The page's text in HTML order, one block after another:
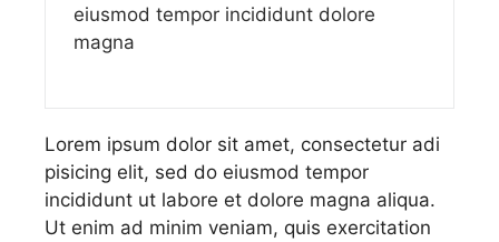
eiusmod tempor incididunt dolore
magna
Lorem ipsum dolor sit amet, consectetur adi
pisicing elit, sed do eiusmod tempor
incididunt ut labore et dolore magna aliqua.
Ut enim ad minim veniam, quis exercitation